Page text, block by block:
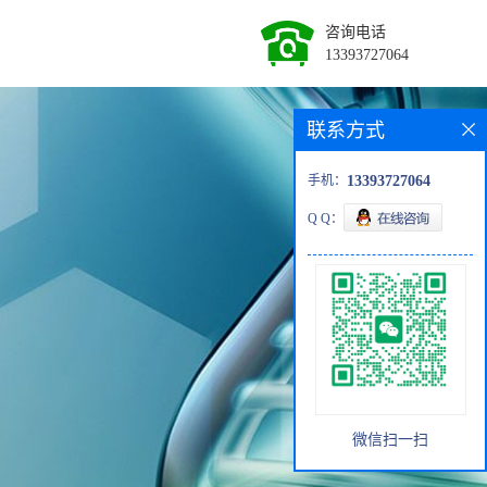
咨询电话
13393727064
联系方式
手机： 13393727064
Q Q：
微信扫一扫